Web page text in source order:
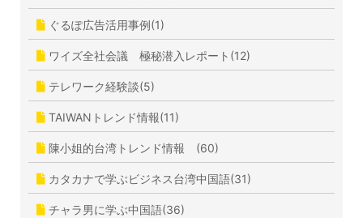
ぐるぽ広告活用事例(1)
ワイズ全社会議 極秘潜入レポート(12)
テレワーク経験談(5)
TAIWANトレンド情報(11)
陳小姐的台湾トレンド情報 (60)
カタカナで学ぶビジネス台湾中国語(31)
チャラ男に学ぶ中国語(36)